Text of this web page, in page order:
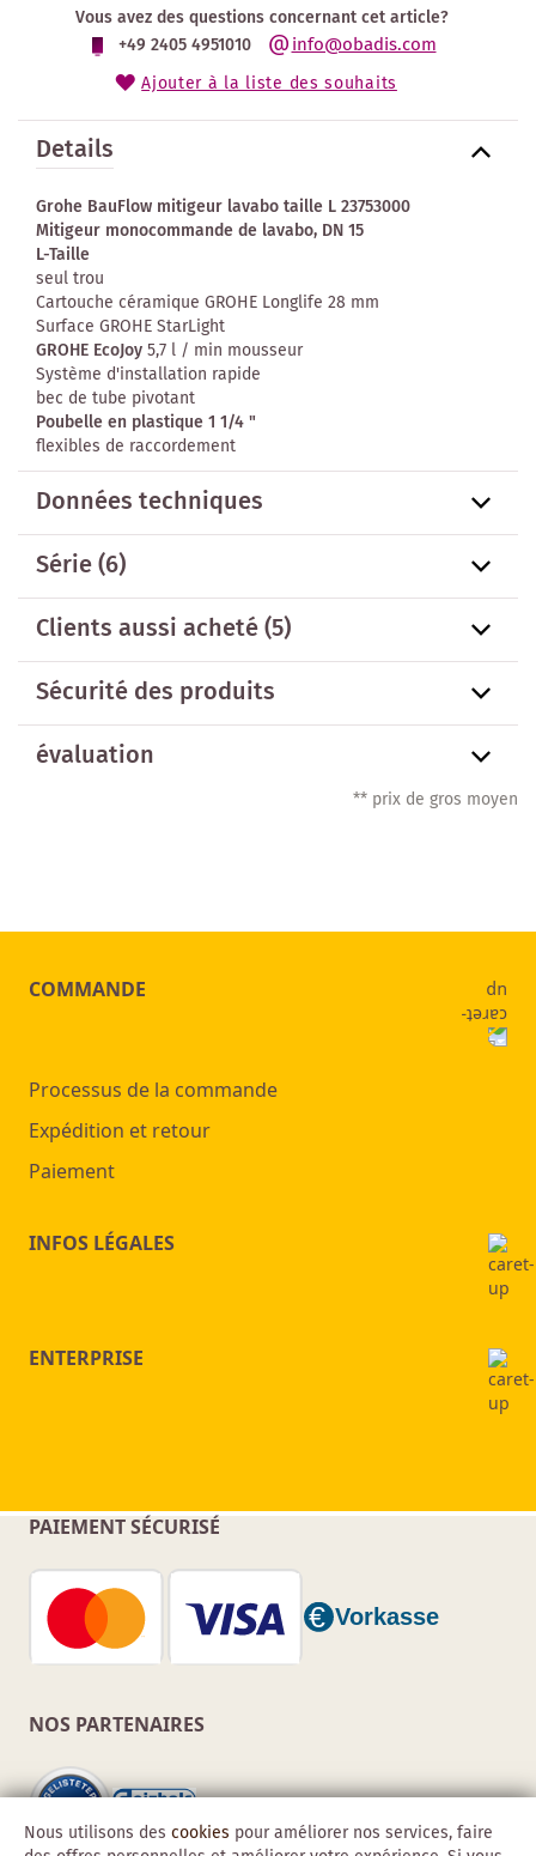
Vous avez des questions concernant cet article?
+49 2405 4951010
info@obadis.com
Ajouter à la liste des souhaits
Details
Grohe BauFlow mitigeur lavabo taille L 23753000
Mitigeur monocommande de lavabo, DN 15
L-Taille
seul trou
Cartouche céramique GROHE Longlife 28 mm
Surface GROHE StarLight
GROHE EcoJoy5,7 l / min mousseur
Système d'installation rapide
bec de tube pivotant
Poubelle en plastique 1 1/4 "
flexibles de raccordement
Données techniques
Série(6)
Clients aussi acheté(5)
Sécurité des produits
évaluation
** prix de gros moyen
COMMANDE
Processus de la commande
Expédition et retour
Paiement
INFOS LÉGALES
ENTERPRISE
PAIEMENT SÉCURISÉ
NOS PARTENAIRES
Nous utilisons des cookies pour améliorer nos services, faire